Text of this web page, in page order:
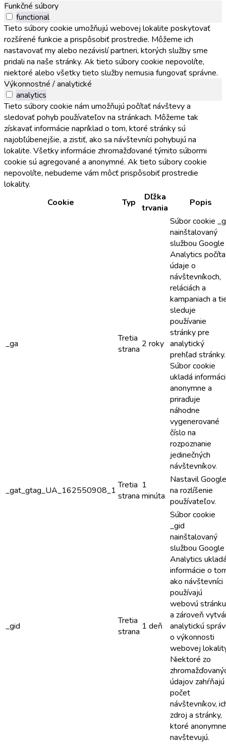
Funkčné súbory
functional
Tieto súbory cookie umožňujú webovej lokalite poskytovať
rozšírené funkcie a prispôsobiť prostredie. Môžeme ich
nastavovať my alebo nezávislí partneri, ktorých služby sme
pridali na naše stránky. Ak tieto súbory cookie nepovolíte,
niektoré alebo všetky tieto služby nemusia fungovať správne.
Výkonnostné / analytické
analytics
Tieto súbory cookie nám umožňujú počítať návštevy a
sledovať pohyb používateľov na stránkach. Môžeme tak
získavať informácie napríklad o tom, ktoré stránky sú
najobľúbenejšie, a zistiť, ako sa návštevníci pohybujú na
lokalite. Všetky informácie zhromažďované týmito súbormi
cookie sú agregované a anonymné. Ak tieto súbory cookie
nepovolíte, nebudeme vám môcť prispôsobiť prostredie
lokality.
Cookie
Typ
Dľžka
trvania
Popis
_ga
Tretia
strana 2 roky
Súbor cookie
nainštalovaný
službou Google
Analytics počíta
údaje o
návštevníkoch,
reláciách a
kampaniach a
sleduje
používanie
stránky pre
analytický
prehľad stránky.
Súbor cookie
ukladá
anonymne a
priraďuje
náhodne
vygenerované
číslo na
rozpoznanie
jedinečných
návštevníkov.
_gat_gtag_UA_162550908_1 Tretia
strana
1
minúta
Nastavil Google
na rozlíšenie
používateľov.
_gid
Tretia
strana 1 deň
Súbor cookie
_gid
nainštalovaný
službou Google
Analytics
informácie o
ako návštevníci
používajú
webovú
a zároveň
analytickú
o výkonnosti
webovej
Niektoré zo
údajov zahŕňajú
počet
návštevníkov,
zdroj a stránky,
ktoré anonymne
navštevujú.